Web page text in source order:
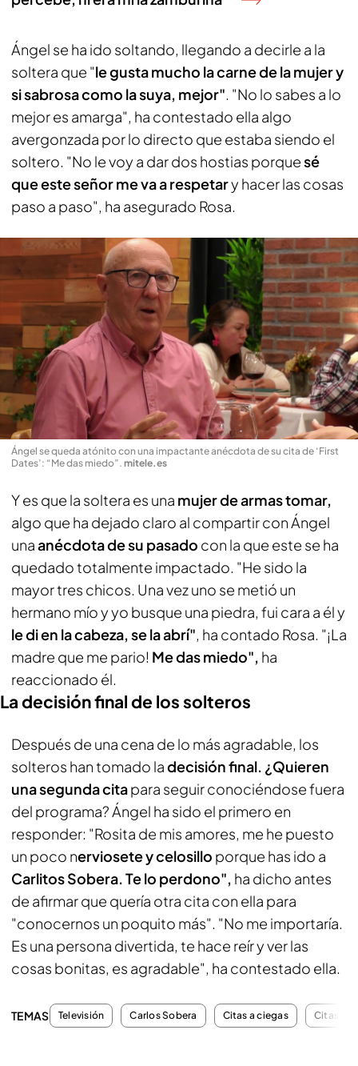
Ángel se ha ido soltando, llegando a decirle a la
soltera que "le gusta mucho la carne de la mujer y
si sabrosa como la suya, mejor". "No lo sabes a lo
mejor es amarga", ha contestado ella algo
avergonzada por lo directo que estaba siendo el
soltero. "No le voy a dar dos hostias porquesé
que este señor me va a respetary hacer las cosas
paso a paso", ha asegurado Rosa.
Ángel se queda atónito con una impactante anécdota de su cita de ‘First
Dates’: “Me das miedo”. mitele.es
Y es que la soltera es una mujer de armas tomar,
algo que ha dejado claro al compartir con Ángel
unaanécdota de su pasado con la que este se ha
quedado totalmente impactado. "He sido la
mayor tres chicos. Una vez uno se metió un
hermano mío y yo busque una piedra, fui cara a él y
le di en la cabeza, se la abrí", ha contado Rosa. "¡La
madre que me pario! Me das miedo", ha
reaccionado él.
La decisión final de los solteros
Después de una cena de lo más agradable, los
solteros han tomado ladecisión final. ¿Quieren
una segunda citapara seguir conociéndose fuera
del programa? Ángel ha sido el primero en
responder: "Rosita de mis amores, me he puesto
un poco nerviosete y celosillo porque has ido a
Carlitos Sobera. Te lo perdono", ha dicho antes
de afirmar que quería otra cita con ella para
"conocernos un poquito más". "No me importaría.
Es una persona divertida, te hace reír y ver las
cosas bonitas, es agradable", ha contestado ella.
TEMAS Televisión Carlos Sobera Citas a ciegas Citas